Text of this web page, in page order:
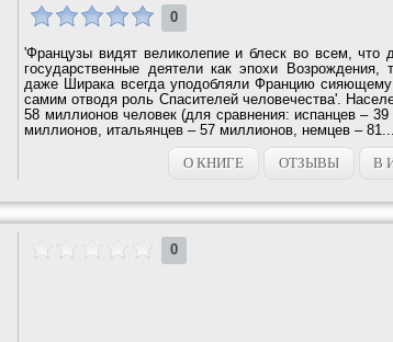
0
'Французы видят великолепие и блеск во всем, что
государственные деятели как эпохи
даже Ширака всегда уподобляли Францию сияющему
самим отводя роль Спасителей человечества'.
58 миллионов человек (для сравнения: испанцев –
миллионов, итальянцев – 57 миллионов, немцев – 81...
О КНИГЕ
ОТЗЫВЫ В
0